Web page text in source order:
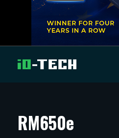
ARTIKKELIT
RM650e